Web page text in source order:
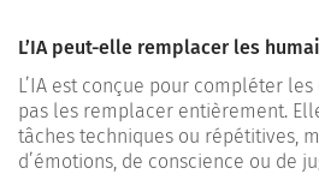
L’IA peut-elle remplacer les
L’IA est conçue pour compléter
pas les remplacer entièrement.
tâches techniques ou répétitives,
d’émotions, de conscience ou de